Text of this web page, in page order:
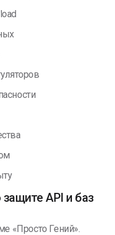
API и баз
«Просто Гений».